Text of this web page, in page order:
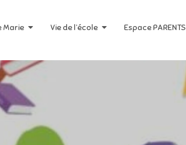
Marie Vie de l’école Espace PARENTS